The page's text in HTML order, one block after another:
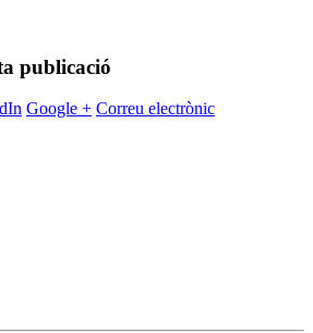
publicació
Google + Correu electrònic